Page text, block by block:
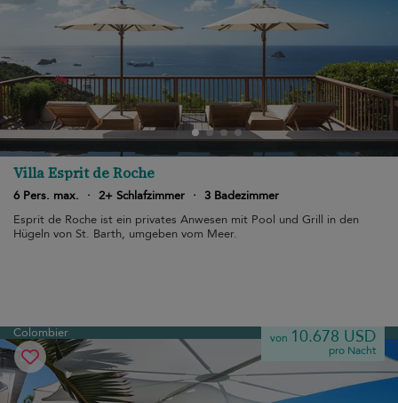
Villa Esprit de Roche
6 Pers. max. · 2+ Schlafzimmer · 3 Badezimmer
Esprit de Roche ist ein privates Anwesen mit Pool und Grill in den
Hügeln von St. Barth, umgeben vom Meer.
Colombier von 10.678 USD
pro Nacht